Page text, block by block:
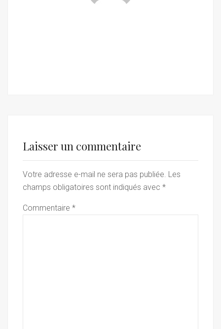
Laisser un commentaire
Votre adresse e-mail ne sera pas publiée. Les
champs obligatoires sont indiqués avec *
Commentaire *